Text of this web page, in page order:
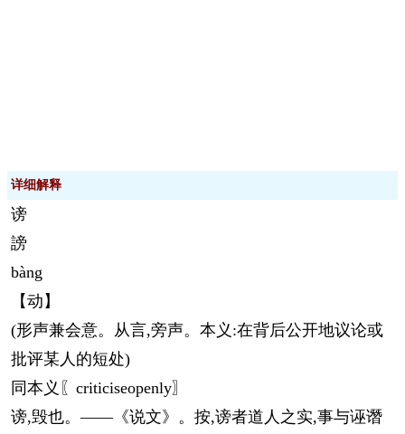
详细解释
谤
謗
bàng
【动】
(形声兼会意。从言,旁声。本义:在背后公开地议论或
批评某人的短处)
同本义〖criticiseopenly〗
谤,毁也。——《说文》。按,谤者道人之实,事与诬谮